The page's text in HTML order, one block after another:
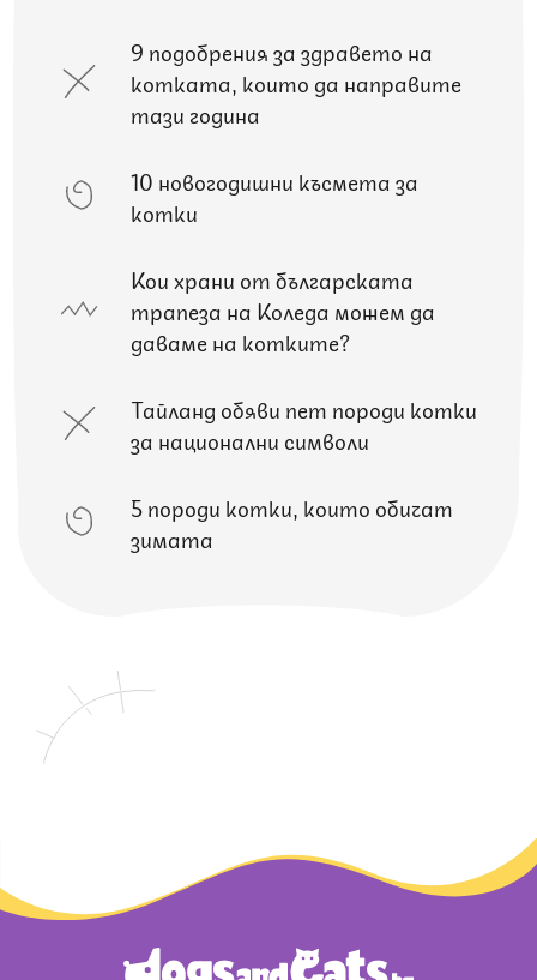
9 подобрения за здравето на
котката, които да направите
тази година
10 новогодишни късмета за
котки
Кои храни от българската
трапеза на Коледа можем да
даваме на котките?
Тайланд обяви пет породи котки
за национални символи
5 породи котки, които обичат
зимата